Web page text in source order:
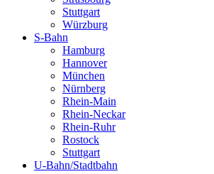
Stuttgart
Würzburg
S-Bahn
Hamburg
Hannover
München
Nürnberg
Rhein-Main
Rhein-Neckar
Rhein-Ruhr
Rostock
Stuttgart
U-Bahn/Stadtbahn